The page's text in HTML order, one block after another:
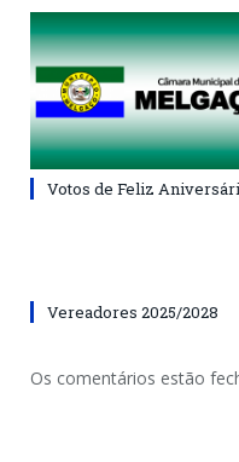
Votos de Feliz
Vereadores 2025/2028
Os comentários estão